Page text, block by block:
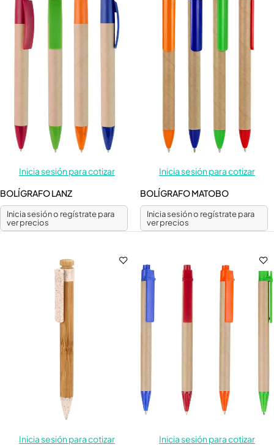
Inicia sesión para cotizar
BOLÍGRAFO LANZ
Inicia sesión o regístrate para
ver precios
Inicia sesión para cotizar
BOLÍGRAFO MATOBO
Inicia sesión o regístrate para
ver precios
Inicia sesión para cotizar
Inicia sesión para cotizar